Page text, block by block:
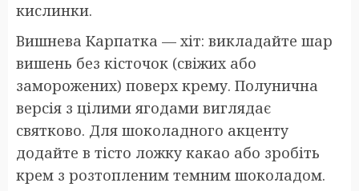
кислинки.
Вишнева Карпатка — хіт: викладайте шар
вишень без кісточок (свіжих або
заморожених) поверх крему. Полунична
версія з цілими ягодами виглядає
святково. Для шоколадного акценту
додайте в тісто ложку какао або зробіть
крем з розтопленим темним шоколадом.